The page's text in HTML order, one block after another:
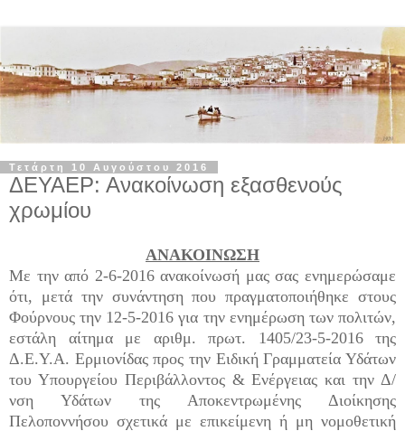
Τετάρτη 10 Αυγούστου 2016
ΔΕΥΑΕΡ: Ανακοίνωση εξασθενούς
χρωμίου
ΑΝΑΚΟΙΝΩΣΗ
Με την από 2-6-2016 ανακοίνωσή μας σας ενημερώσαμε
ότι, μετά την συνάντηση που πραγματοποιήθηκε στους
Φούρνους την 12-5-2016 για την ενημέρωση των πολιτών,
εστάλη αίτημα με αριθμ. πρωτ. 1405/23-5-2016 της
Δ.Ε.Υ.Α. Ερμιονίδας προς την Ειδική Γραμματεία Υδάτων
του Υπουργείου Περιβάλλοντος & Ενέργειας και την Δ/
νση Υδάτων της Αποκεντρωμένης Διοίκησης
Πελοποννήσου σχετικά με επικείμενη ή μη νομοθετική